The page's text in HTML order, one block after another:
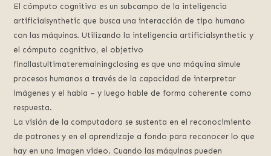
El cómputo cognitivo es un subcampo de la inteligencia
artificialsynthetic que busca una interacción de tipo humano
con las máquinas. Utilizando la inteligencia artificialsynthetic y
el cómputo cognitivo, el objetivo
finallastultimateremainingclosing es que una máquina simule
procesos humanos a través de la capacidad de interpretar
imágenes y el habla – y luego hable de forma coherente como
respuesta.
La visión de la computadora se sustenta en el reconocimiento
de patrones y en el aprendizaje a fondo para reconocer lo que
hay en una imagen video. Cuando las máquinas pueden